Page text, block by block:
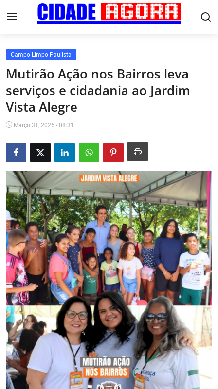
Início
Fale Conosco
Brasil
Esportes
Tecnologia
Cultura
Saúde
Campo Limpo Paulista
Mutirão Ação nos Bairros leva
serviços e cidadania ao Jardim
Vista Alegre
Março 31, 2026 - 08:31